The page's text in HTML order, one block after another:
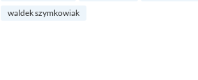
waldek szymkowiak